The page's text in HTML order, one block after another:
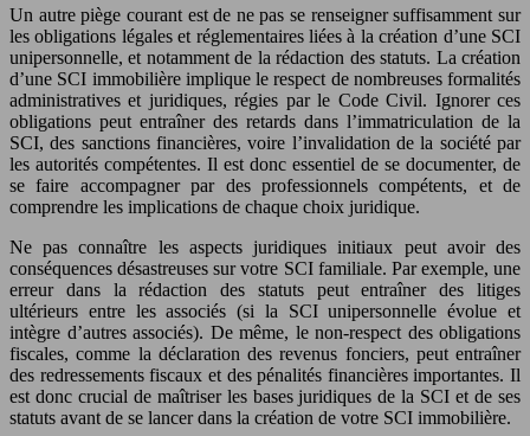
Un autre piège courant est de ne pas se renseigner suffisamment sur
les obligations légales et réglementaires liées à la création d’une SCI
unipersonnelle, et notamment de la rédaction des statuts. La création
d’une SCI immobilière implique le respect de nombreuses formalités
administratives et juridiques, régies par le Code Civil. Ignorer ces
obligations peut entraîner des retards dans l’immatriculation de la
SCI, des sanctions financières, voire l’invalidation de la société par
les autorités compétentes. Il est donc essentiel de se documenter, de
se faire accompagner par des professionnels compétents, et de
comprendre les implications de chaque choix juridique.
Ne pas connaître les aspects juridiques initiaux peut avoir des
conséquences désastreuses sur votre SCI familiale. Par exemple, une
erreur dans la rédaction des statuts peut entraîner des litiges
ultérieurs entre les associés (si la SCI unipersonnelle évolue et
intègre d’autres associés). De même, le non-respect des obligations
fiscales, comme la déclaration des revenus fonciers, peut entraîner
des redressements fiscaux et des pénalités financières importantes. Il
est donc crucial de maîtriser les bases juridiques de la SCI et de ses
statuts avant de se lancer dans la création de votre SCI immobilière.